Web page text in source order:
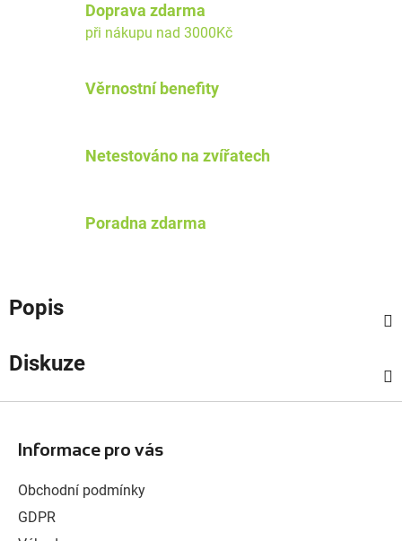
Doprava zdarma
při nákupu nad 3000Kč
Věrnostní benefity
Netestováno na zvířatech
Poradna zdarma
Popis
Diskuze
Informace pro vás
Obchodní podmínky
GDPR